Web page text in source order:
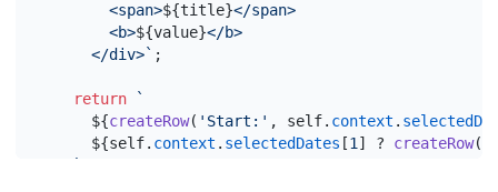
        <span>
${title}</span>
        <b>
${value}</b>
      </div>`
;
return
`
${createRow( 'Start:' , self. context .
${self. context . selectedDates [1 ] ? createRow(